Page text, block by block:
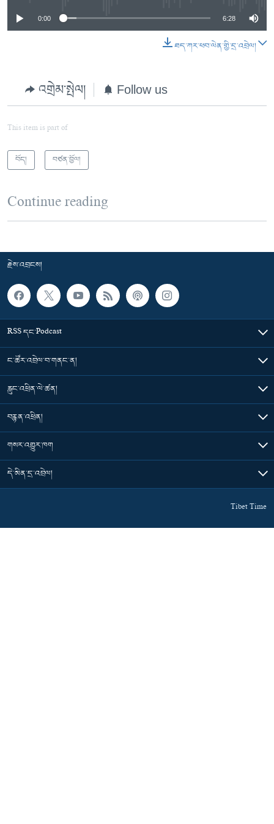
0:00 6:28
ཐད་ཀར་ཕབ་ལེན་གྱི་དྲ་འབྲེལ།
འགྲེམ་སྤེལ། Follow us
This item is part of
བོད། བཙན་བྱོལ།
Continue reading
རྗེས་འབྲངས།
RSS དང་Podcast
ང་ཚོར་འབྲེལ་བ་གནང་ན།
རླུང་འཕྲིན་ལེ་ཚན།
བརྙན་འཕྲིན།
གསར་འགྱུར་ཁག
དེ་མིན་དྲ་འབྲེལ།
Tibet Time